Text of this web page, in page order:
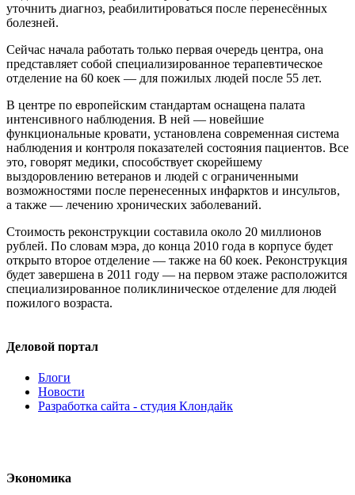
уточнить диагноз, реабилитироваться после перенесённых
болезней.
Сейчас начала работать только первая очередь центра, она
представляет собой специализированное терапевтическое
отделение на 60 коек — для пожилых людей после 55 лет.
В центре по европейским стандартам оснащена палата
интенсивного наблюдения. В ней — новейшие
функциональные кровати, установлена современная система
наблюдения и контроля показателей состояния пациентов. Все
это, говорят медики, способствует скорейшему
выздоровлению ветеранов и людей с ограниченными
возможностями после перенесенных инфарктов и инсультов,
а также — лечению хронических заболеваний.
Стоимость реконструкции составила около 20 миллионов
рублей. По словам мэра, до конца 2010 года в корпусе будет
открыто второе отделение — также на 60 коек. Реконструкция
будет завершена в 2011 году — на первом этаже расположится
специализированное поликлиническое отделение для людей
пожилого возраста.
Деловой портал
Блоги
Новости
Разработка сайта - студия Клондайк
Экономика